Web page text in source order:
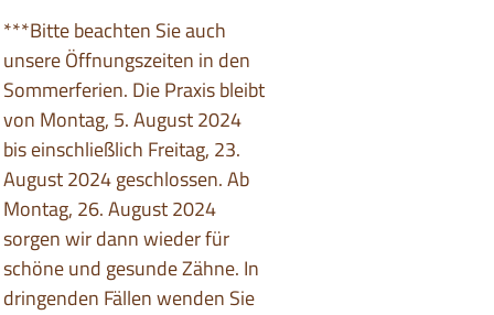
***Bitte beachten Sie auch
unsere Öffnungszeiten in den
Sommerferien. Die Praxis bleibt
von Montag, 5. August 2024
bis einschließlich Freitag, 23.
August 2024 geschlossen. Ab
Montag, 26. August 2024
sorgen wir dann wieder für
schöne und gesunde Zähne. In
dringenden Fällen wenden Sie